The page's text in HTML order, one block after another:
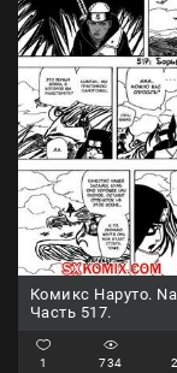
Комикс Наруто.
Часть 517.
1 734